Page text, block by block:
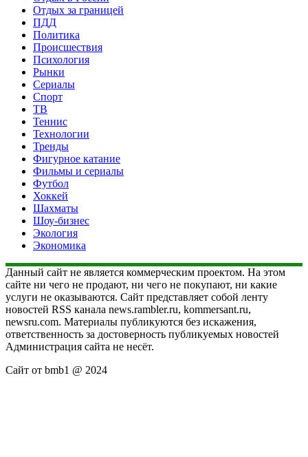
Отдых за границей
ПДД
Политика
Происшествия
Психология
Рынки
Сериалы
Спорт
ТВ
Теннис
Технологии
Тренды
Фигурное катание
Фильмы и сериалы
Футбол
Хоккей
Шахматы
Шоу-бизнес
Экология
Экономика
Данный сайт не является коммерческим проектом. На этом
сайте ни чего не продают, ни чего не покупают, ни какие
услуги не оказываются. Сайт представляет собой ленту
новостей RSS канала news.rambler.ru, kommersant.ru,
newsru.com. Материалы публикуются без искажения,
ответственность за достоверность публикуемых новостей
Администрация сайта не несёт.
Сайт от bmb1 @ 2024